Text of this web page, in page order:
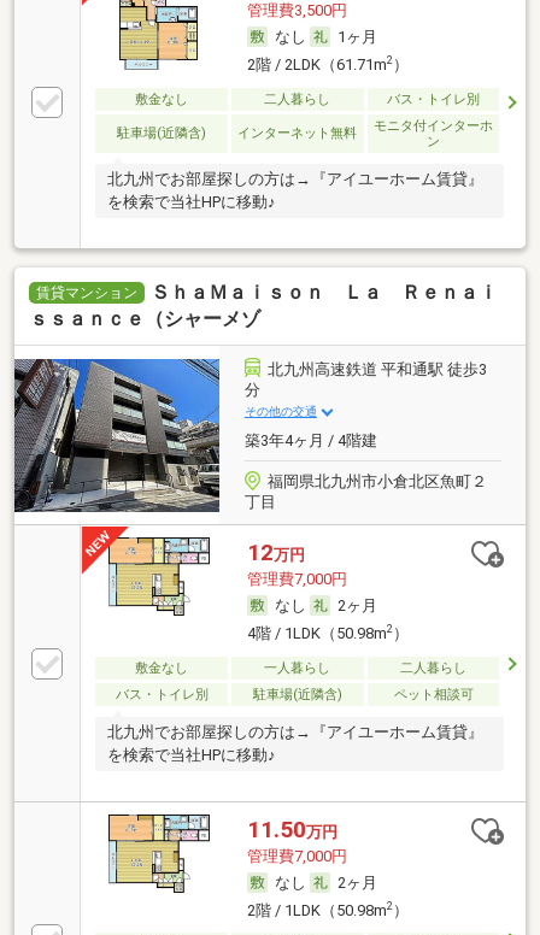
管理費3,500円
なし
1ヶ月
2階 / 2LDK（61.71m2）
敷金なし 二人暮らし バス・トイレ別
駐車場(近隣含) インターネット無料
モニタ付インターホ
ン
北九州でお部屋探しの方は→『アイユーホーム賃貸』
を検索で当社HPに移動♪
賃貸マンション
ＳｈａＭａｉｓｏｎ Ｌａ Ｒｅｎａｉ
ｓｓａｎｃｅ（シャーメゾ
北九州高速鉄道 平和通駅 徒歩3
分
その他の交通
築3年4ヶ月 / 4階建
福岡県北九州市小倉北区魚町２
丁目
12万円
管理費7,000円
なし
2ヶ月
4階 / 1LDK（50.98m2）
敷金なし 一人暮らし
二人暮らし
バス・トイレ別
駐車場(近隣含) ペット相談可
北九州でお部屋探しの方は→『アイユーホーム賃貸』
を検索で当社HPに移動♪
11.50万円
管理費7,000円
なし
2ヶ月
2階 / 1LDK（50.98m2）